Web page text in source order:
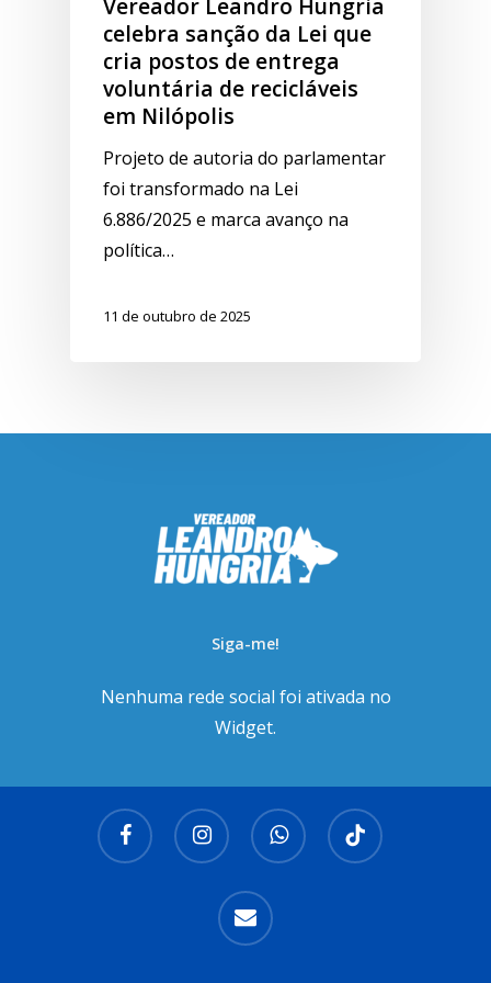
Vereador Leandro Hungria
celebra sanção da Lei que
cria postos de entrega
voluntária de recicláveis
em Nilópolis
Projeto de autoria do parlamentar
foi transformado na Lei
6.886/2025 e marca avanço na
política…
11 de outubro de 2025
Siga-me!
Nenhuma rede social foi ativada no
Widget.
facebook instagram whatsapp tiktok
email